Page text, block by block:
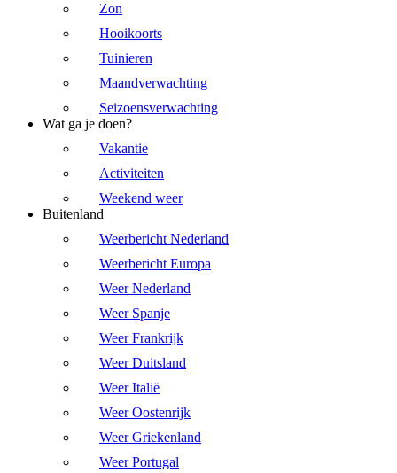
Zon
Hooikoorts
Tuinieren
Maandverwachting
Seizoensverwachting
Wat ga je doen?
Vakantie
Activiteiten
Weekend weer
Buitenland
Weerbericht Nederland
Weerbericht Europa
Weer Nederland
Weer Spanje
Weer Frankrijk
Weer Duitsland
Weer Italië
Weer Oostenrijk
Weer Griekenland
Weer Portugal